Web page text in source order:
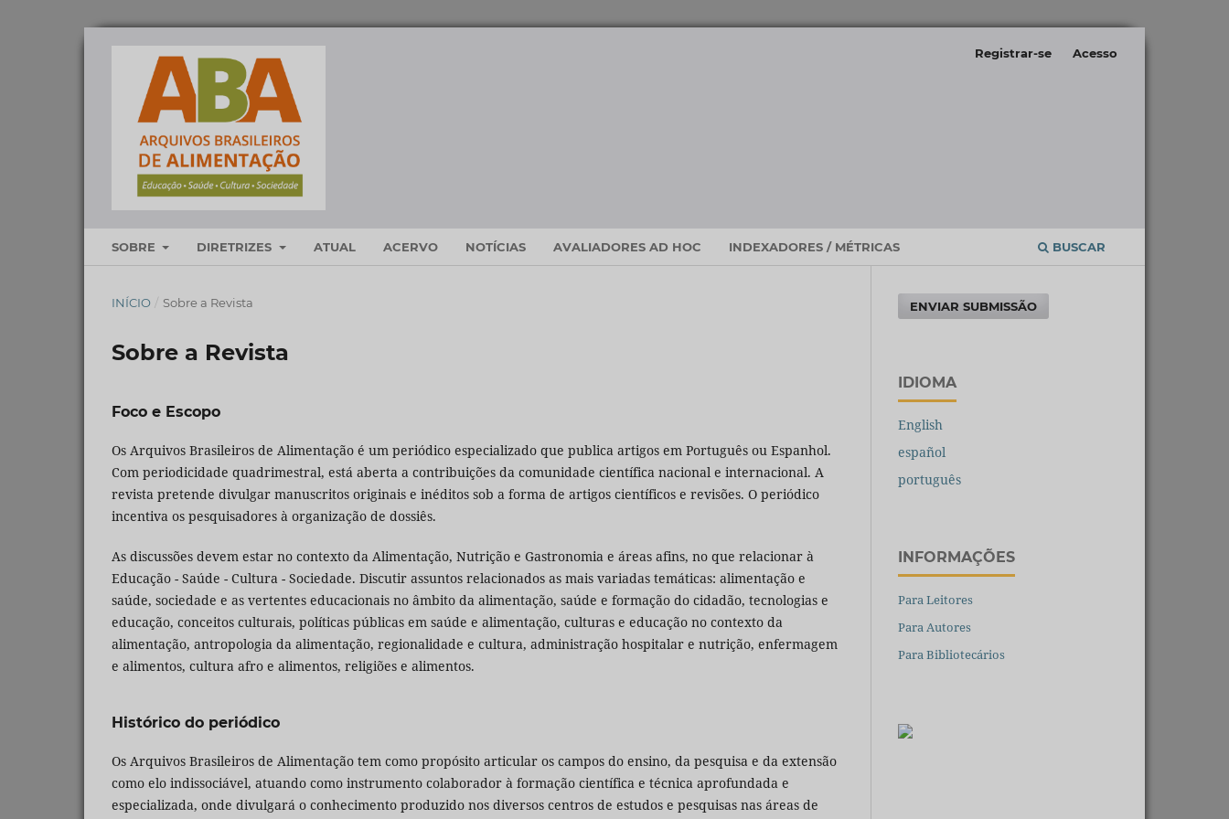
SOBRE DIRETRIZES ATUAL ACERVO NOTÍCIAS AVALIADORES AD HOC INDEXADORES / MÉTRICAS BUSCAR
Registrar-se Acesso
INÍCIO / Sobre a Revista
Sobre a Revista
Foco e Escopo
Os Arquivos Brasileiros de Alimentação é um periódico especializado que publica artigos em Português ou Espanhol.
Com periodicidade quadrimestral, está aberta a contribuições da comunidade científica nacional e internacional. A
revista pretende divulgar manuscritos originais e inéditos sob a forma de artigos científicos e revisões. O periódico
incentiva os pesquisadores à organização de dossiês.
As discussões devem estar no contexto da Alimentação, Nutrição e Gastronomia e áreas afins, no que relacionar à
Educação - Saúde - Cultura - Sociedade. Discutir assuntos relacionados as mais variadas temáticas: alimentação e
saúde, sociedade e as vertentes educacionais no âmbito da alimentação, saúde e formação do cidadão, tecnologias e
educação, conceitos culturais, políticas públicas em saúde e alimentação, culturas e educação no contexto da
alimentação, antropologia da alimentação, regionalidade e cultura, administração hospitalar e nutrição, enfermagem
e alimentos, cultura afro e alimentos, religiões e alimentos.
Histórico do periódico
Os Arquivos Brasileiros de Alimentação tem como propósito articular os campos do ensino, da pesquisa e da extensão
como elo indissociável, atuando como instrumento colaborador à formação científica e técnica aprofundada e
especializada, onde divulgará o conhecimento produzido nos diversos centros de estudos e pesquisas nas áreas de
ENVIAR SUBMISSÃO
IDIOMA
English
español
português
INFORMAÇÕES
Para Leitores
Para Autores
Para Bibliotecários